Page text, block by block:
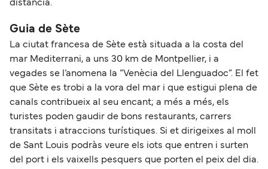
distància.
Guia de Sète
La ciutat francesa de Sète està situada a la costa del
mar Mediterrani, a uns 30 km de Montpellier, i a
vegades se l’anomena la “Venècia del Llenguadoc”. El fet
que Sète es trobi a la vora del mar i que estigui plena de
canals contribueix al seu encant; a més a més, els
turistes poden gaudir de bons restaurants, carrers
transitats i atraccions turístiques. Si et dirigeixes al moll
de Sant Louis podràs veure els iots que entren i surten
del port i els vaixells pesquers que porten el peix del dia.